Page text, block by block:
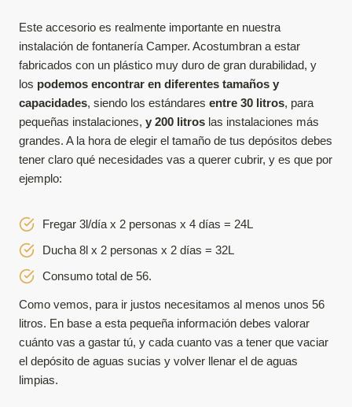
Este accesorio es realmente importante en nuestra
instalación de fontanería Camper. Acostumbran a estar
fabricados con un plástico muy duro de gran durabilidad, y
los podemos encontrar en diferentes tamaños y
capacidades, siendo los estándares entre 30 litros, para
pequeñas instalaciones, y 200 litros las instalaciones más
grandes. A la hora de elegir el tamaño de tus depósitos debes
tener claro qué necesidades vas a querer cubrir, y es que por
ejemplo:
Fregar 3l/día x 2 personas x 4 días = 24L
Ducha 8l x 2 personas x 2 días = 32L
Consumo total de 56.
Como vemos, para ir justos necesitamos al menos unos 56
litros. En base a esta pequeña información debes valorar
cuánto vas a gastar tú, y cada cuanto vas a tener que vaciar
el depósito de aguas sucias y volver llenar el de aguas
limpias.